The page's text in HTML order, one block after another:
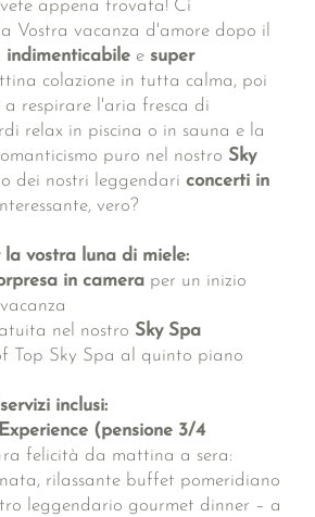
appena trovata! Ci
Vostra vacanza d'amore dopo il
indimenticabilee super
colazione in tutta calma, poi
respirare l'aria fresca di
relax in piscina o in sauna e la
puro nel nostro Sky
dei nostri leggendariconcerti in
vero?
la vostra luna di miele:
in cameraper un inizio
nel nostro Sky Spa
Top Sky Spa al quinto piano
inclusi:
(pensione 3/4
felicità da mattina a sera:
rilassante buffet pomeridiano
leggendario gourmet dinner – a